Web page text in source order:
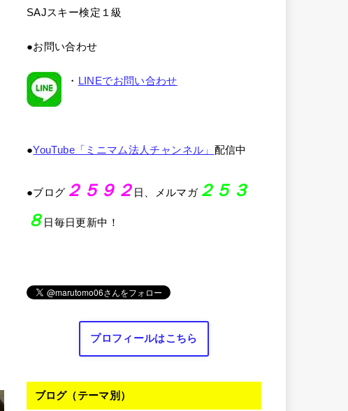
SAJスキー検定１級
●お問い合わせ
・ LINEでお問い合わせ
●YouTube「ミニマム法人チャンネル」 配信中
●ブログ ２５９２ 日、メルマガ２５３
８ 日毎日更新中！
プロフィールはこちら
ブログ（テーマ別）